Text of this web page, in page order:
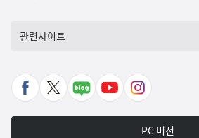
관련사이트
페
X
네
유
인
타
PC 버전